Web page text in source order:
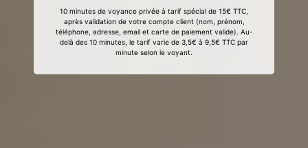
10 minutes de voyance privée à tarif spécial de 15€ TTC,
après validation de votre compte client (nom, prénom,
téléphone, adresse, email et carte de paiement valide). Au-
delà des 10 minutes, le tarif varie de 3,5€ à 9,5€ TTC par
minute selon le voyant.